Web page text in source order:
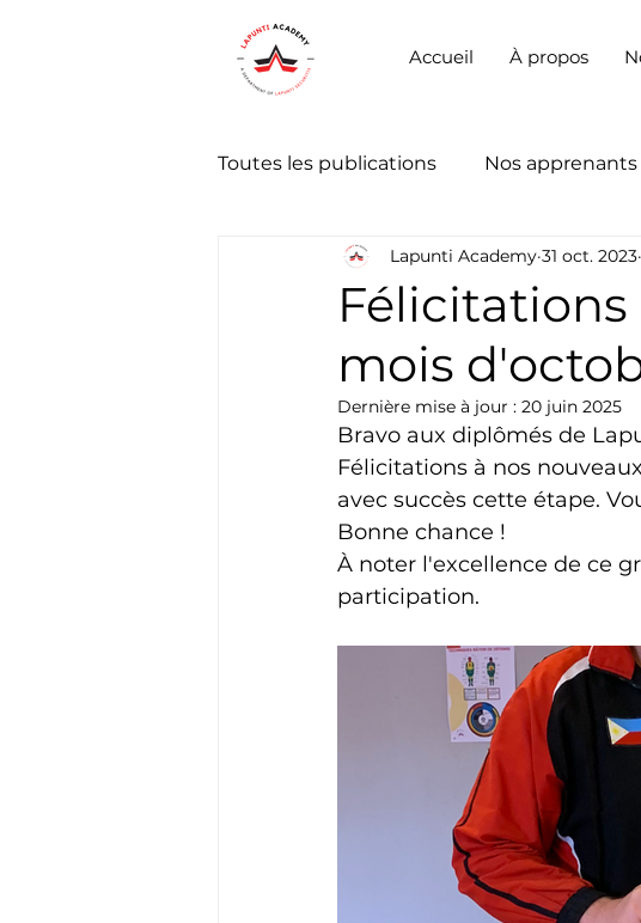
Accueil À propos
Toutes les publications Nos apprenants
mois
Lapunti Academy 31 oct. 2023
Dernière mise à jour : 20 juin 2025
Bravo aux diplômés de
Félicitations à nos
avec succès cette étape.
Bonne chance !
À noter l'excellence de ce
participation.